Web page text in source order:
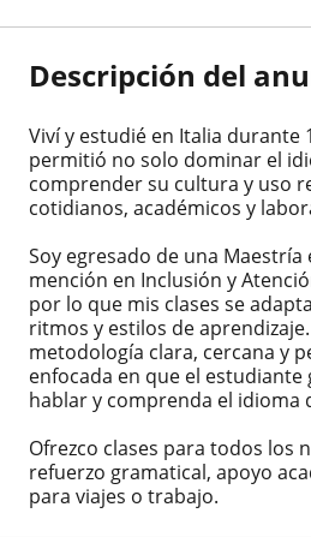
Descripción del
Viví y estudié en Italia durante
permitió no solo dominar el
comprender su cultura y uso
cotidianos, académicos y
Soy egresado de una Maestría
mención en Inclusión y
por lo que mis clases se
ritmos y estilos de
metodología clara, cercana y
enfocada en que el estudiante
hablar y comprenda el idioma
Ofrezco clases para todos los
refuerzo gramatical, apoyo
para viajes o trabajo.